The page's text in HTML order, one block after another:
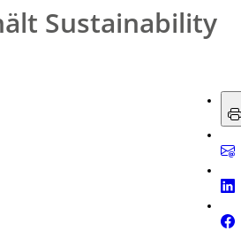
Sustainability